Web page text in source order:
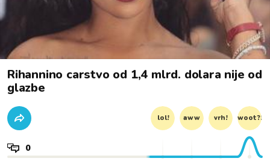
Rihannino carstvo od 1,4 mlrd. dolara nije od
glazbe
lol! aww vrh! woot?!
0